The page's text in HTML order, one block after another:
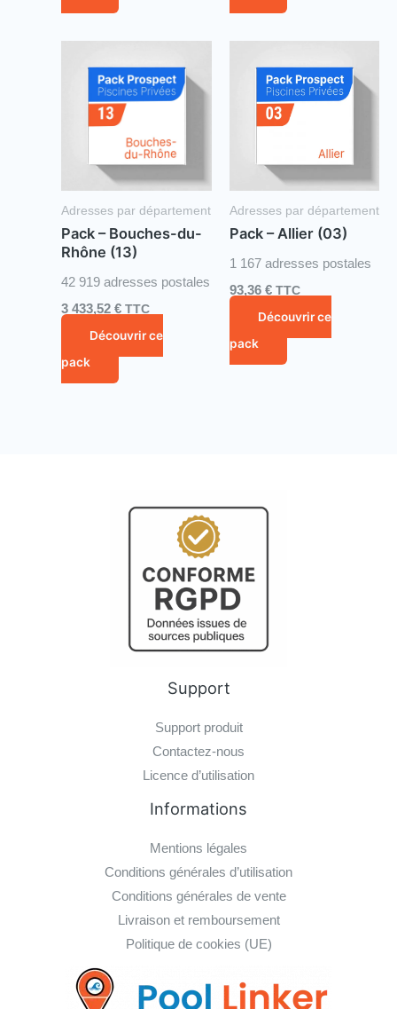
Adresses par département
Pack – Bouches-du-
Rhône (13)
42 919 adresses postales
3 433,52€ TTC
Découvrir ce
pack
Adresses par département
Pack – Allier (03)
1 167 adresses postales
93,36 € TTC
Découvrir ce
pack
Support
Support produit
Contactez-nous
Licence d’utilisation
Informations
Mentions légales
Conditions générales d’utilisation
Conditions générales de vente
Livraison et remboursement
Politique de cookies (UE)